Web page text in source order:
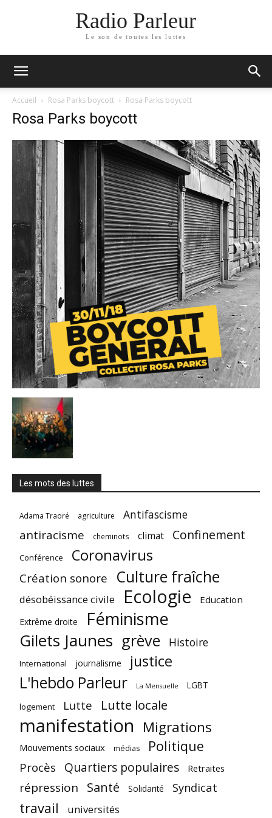
Radio Parleur
Le son de toutes les luttes
Accueil Rosa Parks boycott Rosa Parks boycott
Rosa Parks boycott
Les mots des luttes
Adama Traoré agriculture Antifascisme
antiracisme cheminots climat Confinement
Conférence Coronavirus
Création sonore Culture fraîche
désobéissance civile Ecologie Education
Extrême droite Féminisme
Gilets Jaunes grève Histoire
International journalisme justice
L'hebdo Parleur La Mensuelle
LGBT
logement
Lutte Lutte locale
manifestation Migrations
Mouvements sociaux médias Politique
Procès Quartiers populaires Retraites
répression Santé Solidarité Syndicat
travail universités